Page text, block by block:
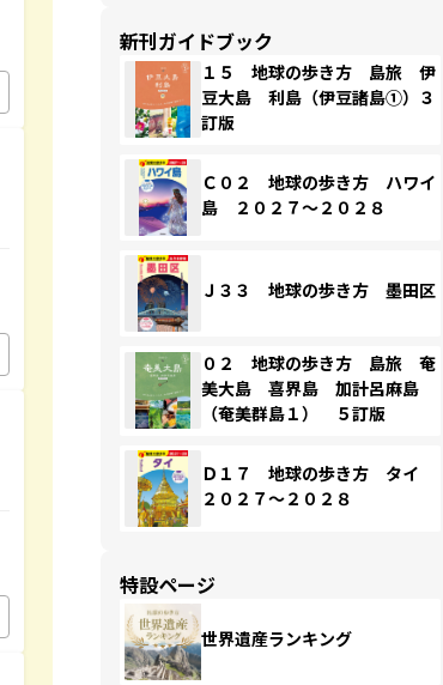
新刊ガイドブック
１５ 地球の歩き方 島旅 伊
豆大島 利島（伊豆諸島①）３
訂版
Ｃ０２ 地球の歩き方 ハワイ
島 ２０２７～２０２８
Ｊ３３ 地球の歩き方 墨田区
０２ 地球の歩き方 島旅 奄
美大島 喜界島 加計呂麻島
（奄美群島１） ５訂版
Ｄ１７ 地球の歩き方 タイ
２０２７～２０２８
特設ページ
世界遺産ランキング